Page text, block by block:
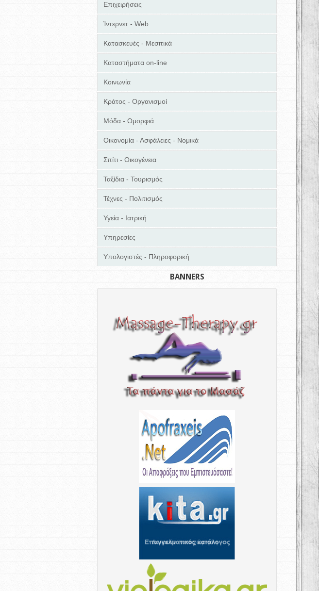
Επιχειρήσεις
Ίντερνετ - Web
Κατασκευές - Μεσιτικά
Καταστήματα on-line
Κοινωνία
Κράτος - Οργανισμοί
Μόδα - Ομορφιά
Οικονομία - Ασφάλειες - Νομικά
Σπίτι - Οικογένεια
Ταξίδια - Τουρισμός
Τέχνες - Πολιτισμός
Υγεία - Ιατρική
Υπηρεσίες
Υπολογιστές - Πληροφορική
BANNERS